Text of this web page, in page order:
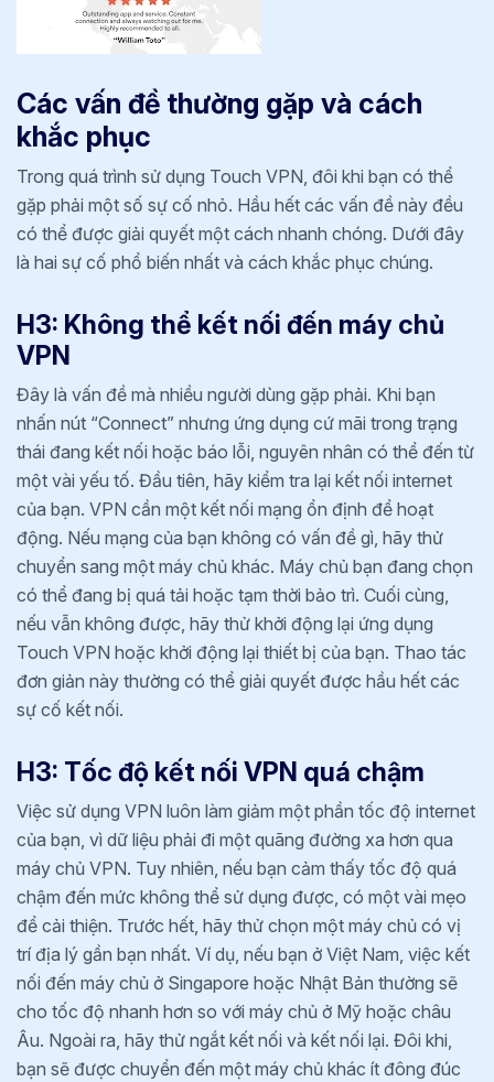
Các vấn đề thường gặp và cách
khắc phục
Trong quá trình sử dụng Touch VPN, đôi khi bạn có thể
gặp phải một số sự cố nhỏ. Hầu hết các vấn đề này đều
có thể được giải quyết một cách nhanh chóng. Dưới đây
là hai sự cố phổ biến nhất và cách khắc phục chúng.
H3: Không thể kết nối đến máy chủ
VPN
Đây là vấn đề mà nhiều người dùng gặp phải. Khi bạn
nhấn nút “Connect” nhưng ứng dụng cứ mãi trong trạng
thái đang kết nối hoặc báo lỗi, nguyên nhân có thể đến từ
một vài yếu tố. Đầu tiên, hãy kiểm tra lại kết nối internet
của bạn. VPN cần một kết nối mạng ổn định để hoạt
động. Nếu mạng của bạn không có vấn đề gì, hãy thử
chuyển sang một máy chủ khác. Máy chủ bạn đang chọn
có thể đang bị quá tải hoặc tạm thời bảo trì. Cuối cùng,
nếu vẫn không được, hãy thử khởi động lại ứng dụng
Touch VPN hoặc khởi động lại thiết bị của bạn. Thao tác
đơn giản này thường có thể giải quyết được hầu hết các
sự cố kết nối.
H3: Tốc độ kết nối VPN quá chậm
Việc sử dụng VPN luôn làm giảm một phần tốc độ internet
của bạn, vì dữ liệu phải đi một quãng đường xa hơn qua
máy chủ VPN. Tuy nhiên, nếu bạn cảm thấy tốc độ quá
chậm đến mức không thể sử dụng được, có một vài mẹo
để cải thiện. Trước hết, hãy thử chọn một máy chủ có vị
trí địa lý gần bạn nhất. Ví dụ, nếu bạn ở Việt Nam, việc kết
nối đến máy chủ ở Singapore hoặc Nhật Bản thường sẽ
cho tốc độ nhanh hơn so với máy chủ ở Mỹ hoặc châu
Âu. Ngoài ra, hãy thử ngắt kết nối và kết nối lại. Đôi khi,
bạn sẽ được chuyển đến một máy chủ khác ít đông đúc